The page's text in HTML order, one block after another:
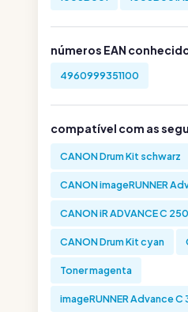
números EAN
4960999351100
compatível com as
CANON Drum Kit schwarz
CANON imageRUNNER
CANON iR ADVANCE C
CANON Drum Kit cyan
Toner magenta
imageRUNNER Advance C